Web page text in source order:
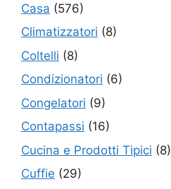
Casa (576)
Climatizzatori (8)
Coltelli (8)
Condizionatori (6)
Congelatori (9)
Contapassi (16)
Cucina e Prodotti Tipici (8)
Cuffie (29)